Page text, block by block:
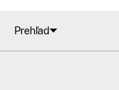
Prehľad